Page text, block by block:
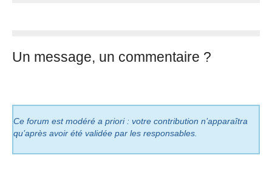
Un message, un commentaire ?
Ce forum est modéré a priori : votre contribution n’apparaîtra
qu’après avoir été validée par les responsables.